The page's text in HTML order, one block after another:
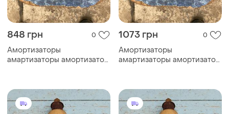
848 грн 0
Амортизаторы
амартизаторы амортизатор
1073 грн 0
Амортизаторы
амартизаторы амортизатор